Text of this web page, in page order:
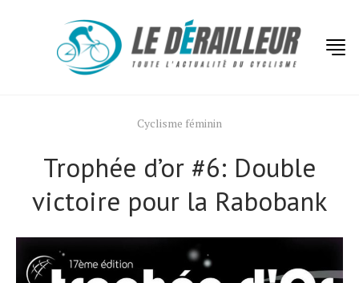
Cyclisme féminin
Trophée d’or #6: Double
victoire pour la Rabobank